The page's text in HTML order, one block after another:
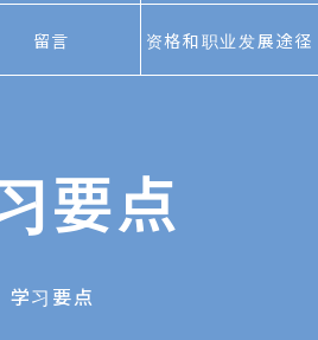
留言 资格和职业发展途径
要点
学习要点